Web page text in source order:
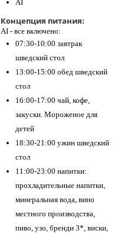
AI
Концепция питания:
AI - все включено:
07:30-10:00 завтрак
шведский стол
13:00-15:00 обед шведский
стол
16:00-17:00 чай, кофе,
закуски. Мороженое для
детей
18:30-21:00 ужин шведский
стол
11:00-23:00 напитки:
прохладительные напитки,
минеральная вода, вино
местного производства,
пиво, узо, бренди 3*, виски,